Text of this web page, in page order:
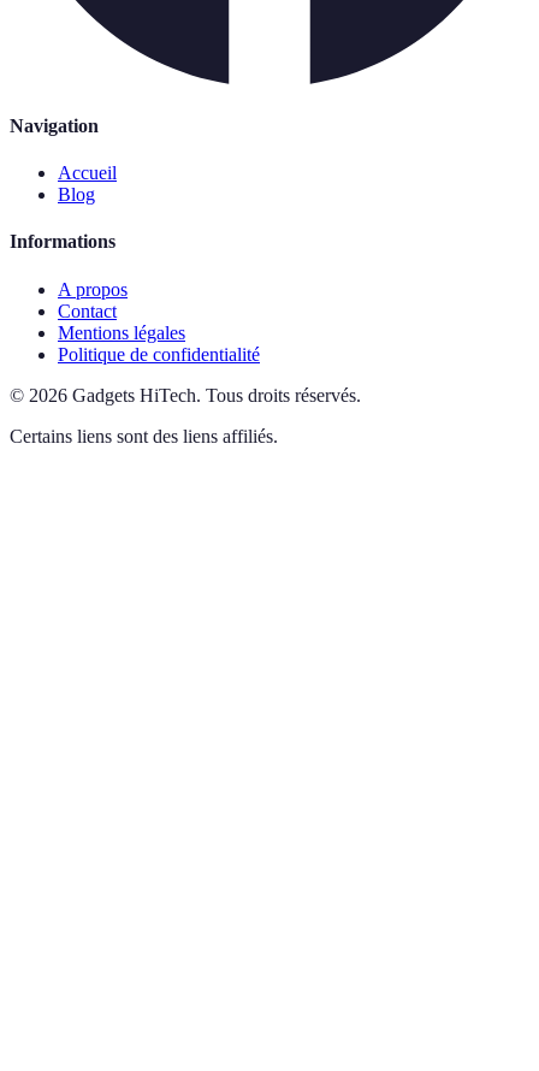
Navigation
Accueil
Blog
Informations
A propos
Contact
Mentions légales
Politique de confidentialité
© 2026 Gadgets HiTech. Tous droits réservés.
Certains liens sont des liens affiliés.